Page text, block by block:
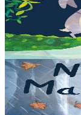
Piv a oar peseurt
o serriñ ?... N’eus
ket ken sur he
Er stok13,00 €
3 bloaz hag
Bannoù-heol
Nebaon,